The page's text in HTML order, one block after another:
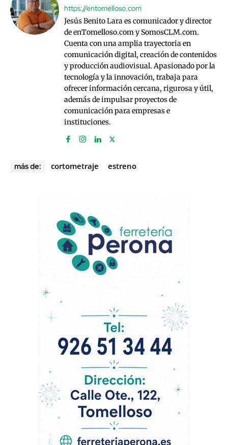
https://entomelloso.com
Jesús Benito Lara es comunicador y director
de enTomelloso.com y SomosCLM.com.
Cuenta con una amplia trayectoria en
comunicación digital, creación de contenidos
y producción audiovisual. Apasionado por la
tecnología y la innovación, trabaja para
ofrecer información cercana, rigurosa y útil,
además de impulsar proyectos de
comunicación para empresas e
instituciones.
más de: cortometraje estreno